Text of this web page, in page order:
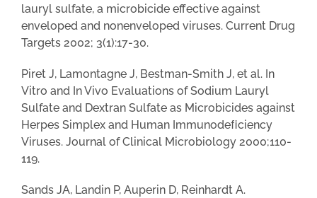
lauryl sulfate, a microbicide effective against
enveloped and nonenveloped viruses. Current Drug
Targets 2002; 3(1):17-30.
Piret J, Lamontagne J, Bestman-Smith J, et al. In
Vitro and In Vivo Evaluations of Sodium Lauryl
Sulfate and Dextran Sulfate as Microbicides against
Herpes Simplex and Human Immunodeﬁciency
Viruses. Journal of Clinical Microbiology 2000;110-
119.
Sands JA, Landin P, Auperin D, Reinhardt A.